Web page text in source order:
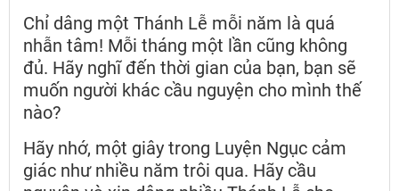
Chỉ dâng một Thánh Lễ mỗi năm là quá
nhẫn tâm! Mỗi tháng một lần cũng không
đủ. Hãy nghĩ đến thời gian của bạn, bạn sẽ
muốn người khác cầu nguyện cho mình thế
nào?
Hãy nhớ, một giây trong Luyện Ngục cảm
giác như nhiều năm trôi qua. Hãy cầu